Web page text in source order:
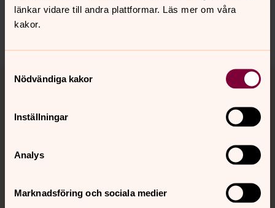
länkar vidare till andra plattformar. Läs mer om våra
kakor.
Nödvändiga kakor
Inställningar
Analys
Marknadsföring och sociala medier
Dela